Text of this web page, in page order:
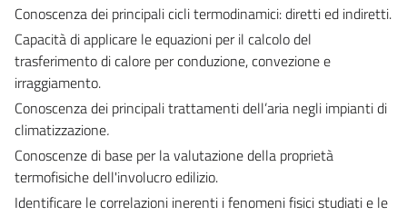
Conoscenza dei principali cicli termodinamici: diretti ed indiretti.
Capacità di applicare le equazioni per il calcolo del
trasferimento di calore per conduzione, convezione e
irraggiamento.
Conoscenza dei principali trattamenti dell’aria negli impianti di
climatizzazione.
Conoscenze di base per la valutazione della proprietà
termofisiche dell'involucro edilizio.
Identificare le correlazioni inerenti i fenomeni fisici studiati e le